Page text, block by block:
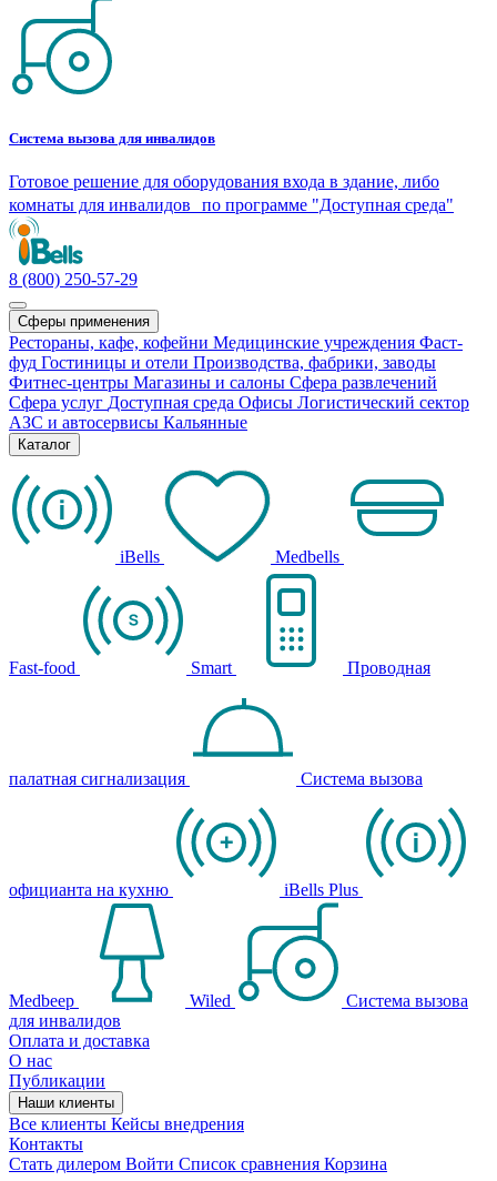
Система вызова для инвалидов
Готовое решение для оборудования входа в здание, либо
комнаты для инвалидов по программе "Доступная среда"
8 (800) 250-57-29
Сферы применения
Рестораны, кафе, кофейни Медицинские учреждения Фаст-
фуд Гостиницы и отели Производства, фабрики, заводы
Фитнес-центры Магазины и салоны Сфера развлечений
Сфера услуг Доступная среда Офисы Логистический сектор
АЗС и автосервисы Кальянные
Каталог
iBells Medbells
Fast-food Smart Проводная
палатная сигнализация Система вызова
официанта на кухню iBells Plus
Medbeep Wiled
Система вызова
для инвалидов
Оплата и доставка
О нас
Публикации
Наши клиенты
Все клиенты Кейсы внедрения
Контакты
Стать дилером Войти Список сравнения Корзина